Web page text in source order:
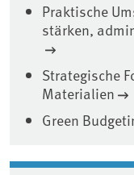
Praktische
stärken,
Strategische
Materialien
Green